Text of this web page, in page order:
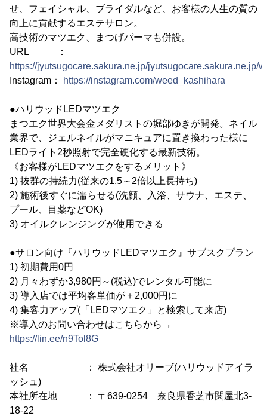
せ、フェイシャル、ブライダルなど、お客様の人生の質の
向上に貢献するエステサロン。
高技術のマツエク、まつげパーマも併設。
URL ：
https://jyutsugocare.sakura.ne.jp/jyutsugocare.sakura.ne.jp/
Instagram：
https://instagram.com/weed_kashihara
●ハリウッドLEDマツエク
まつエク世界大会金メダリストの堀部ゆきが開発。ネイル
業界で、ジェルネイルがマニキュアに置き換わった様に
LEDライト2秒照射で完全硬化する最新技術。
《お客様がLEDマツエクをするメリット》
1) 抜群の持続力(従来の1.5～2倍以上長持ち)
2) 施術後すぐに濡らせる(洗顔、入浴、サウナ、エステ、
プール、目薬などOK)
3) オイルクレンジングが使用できる
●サロン向け『ハリウッドLEDマツエク』サブスクプラン
1) 初期費用0円
2) 月々わずか3,980円～(税込)でレンタル可能に
3) 導入店では平均客単価が＋2,000円に
4) 集客力アップ(「LEDマツエク」と検索して来店)
※導入のお問い合わせはこちらから→
https://lin.ee/n9Tol8G
社名 ： 株式会社オリーブ(ハリウッドアイラ
ッシュ)
本社所在地 ： 〒639-0254 奈良県香芝市関屋北3-
18-22